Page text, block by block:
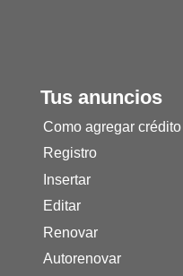
Tus anuncios
Como agregar
Registro
Insertar
Editar
Renovar
Autorenovar